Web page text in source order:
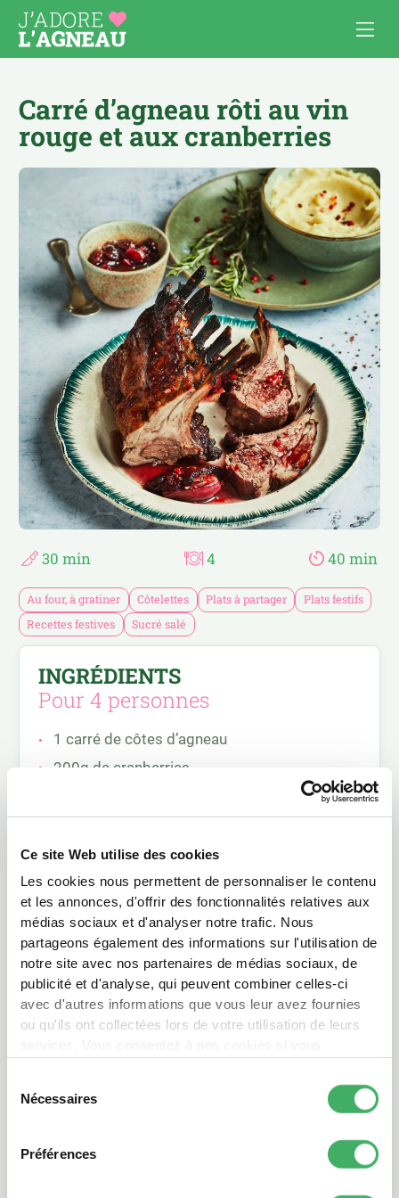
Ce site Web utilise des cookies
Les cookies nous permettent de personnaliser le contenu
et les annonces, d'offrir des fonctionnalités relatives aux
médias sociaux et d'analyser notre trafic. Nous
partageons également des informations sur l'utilisation de
notre site avec nos partenaires de médias sociaux, de
publicité et d'analyse, qui peuvent combiner celles-ci
avec d'autres informations que vous leur avez fournies
ou qu'ils ont collectées lors de votre utilisation de leurs
services. Vous consentez à nos cookies si vous
Nécessaires
Préférences
Les recettes d’agneau
APÉRO
COMFORT FOOD
PAUSE DÉJ’
PLATS À PARTAGER
POUR LES ENFANTS
RAPIDE ET FACILE
RECETTES D’AILLEURS
RECETTES ESTIVALES
RECETTES FESTIVES
Cuisiner l’agneau
AU FOUR, À GRATINER
BOULETTES & BURGERS
BROCHETTES
CÔTELETTES
MIJOTÉS, TAJINES, CURRY
PASTA ET PÂTES À TARTE
SALADES
SANDWICHS
SUCRÉ SALÉ
Carré d’agneau rôti au vin
rouge et aux cranberries
30 min 4 40 min
Au four, à gratiner Côtelettes Plats à partager
Plats festifs
Recettes festives
Sucré salé
INGRÉDIENTS
Pour 4 personnes
1 carré de côtes d’agneau
200g de cranberries
70g de beurre
1 c. à soupe de miel
4 échalotes
4 tiges de romarin frais
1kg de panais
1 oignon et 1 feuille de laurier
200 ml de lait
Sel et poivre du moulin